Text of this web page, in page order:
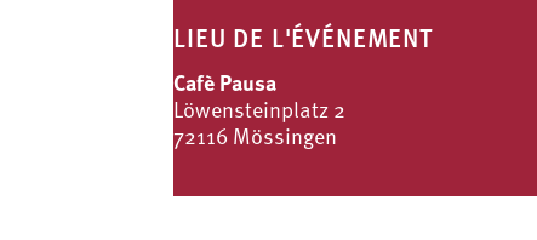
LIEU DE L'ÉVÉNEMENT
Cafè Pausa
Löwensteinplatz 2
72116 Mössingen